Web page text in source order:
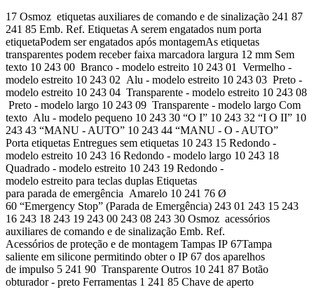
17 Osmoz etiquetas auxiliares de comando e de sinalização 241 87
241 85 Emb. Ref. Etiquetas A serem engatados num porta
etiquetaPodem ser engatados após montagemAs etiquetas
transparentes podem receber faixa marcadora largura 12 mm Sem
texto 10 243 00 Branco - modelo estreito 10 243 01 Vermelho -
modelo estreito 10 243 02 Alu - modelo estreito 10 243 03 Preto -
modelo estreito 10 243 04 Transparente - modelo estreito 10 243 08
Preto - modelo largo 10 243 09 Transparente - modelo largo Com
texto Alu - modelo pequeno 10 243 30 “O I” 10 243 32 “I O II” 10
243 43 “MANU - AUTO” 10 243 44 “MANU - O - AUTO”
Porta etiquetas Entregues sem etiquetas 10 243 15 Redondo -
modelo estreito 10 243 16 Redondo - modelo largo 10 243 18
Quadrado - modelo estreito 10 243 19 Redondo -
modelo estreito para teclas duplas Etiquetas
para parada de emergência Amarelo 10 241 76 Ø
60 “Emergency Stop” (Parada de Emergência) 243 01 243 15 243
16 243 18 243 19 243 00 243 08 243 30 Osmoz acessórios
auxiliares de comando e de sinalização Emb. Ref.
Acessórios de proteção e de montagem Tampas IP 67Tampa
saliente em silicone permitindo obter o IP 67 dos aparelhos
de impulso 5 241 90 Transparente Outros 10 241 87 Botão
obturador - preto Ferramentas 1 241 85 Chave de aperto